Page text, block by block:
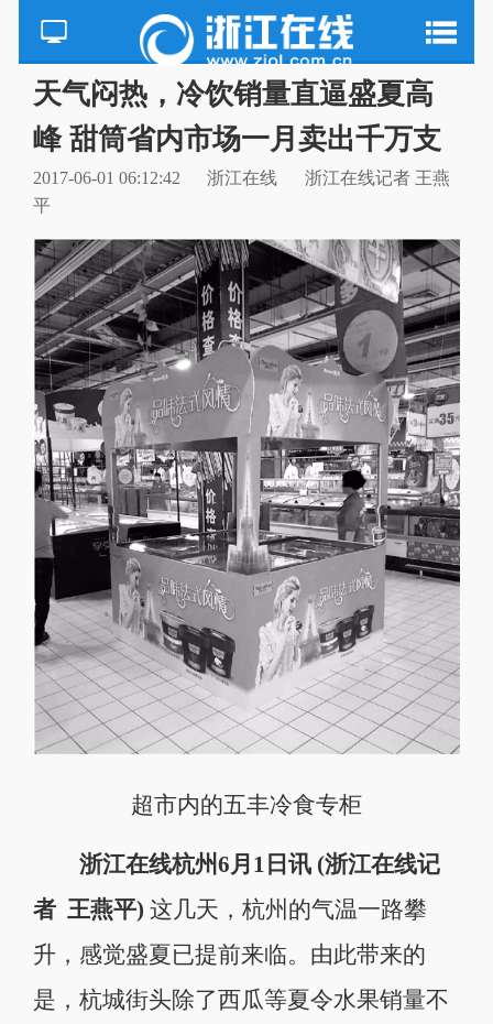
天气闷热，冷饮销量直逼盛夏高
峰 甜筒省内市场一月卖出千万支
2017-06-01 06:12:42 浙江在线
浙江在线记者 王燕
平
超市内的五丰冷食专柜
浙江在线杭州6月1日讯 (浙江在线记
者 王燕平) 这几天，杭州的气温一路攀
升，感觉盛夏已提前来临。由此带来的
是，杭城街头除了西瓜等夏令水果销量不